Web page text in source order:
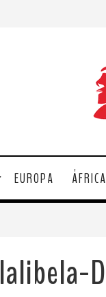
EUROPA ÁFRICA
lalibela-